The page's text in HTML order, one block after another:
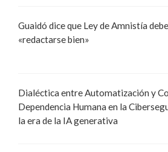
Guaidó dice que Ley de Amnistía debe
«redactarse bien»
Dialéctica entre Automatización y
Dependencia Humana en la
la era de la IA generativa